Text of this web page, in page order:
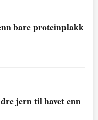
bare proteinplakk
jern til havet enn